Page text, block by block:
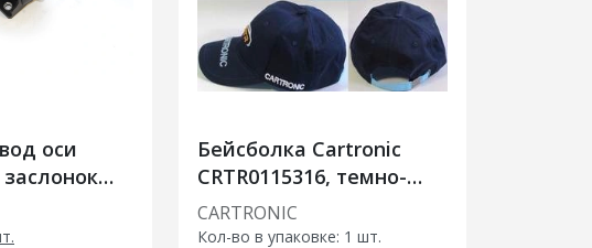
оси
Бейсболка Cartronic
CRTR0115316, темно-
синяя с логотипом
CARTRONIC
Кол-во в упаковке: 1 шт.